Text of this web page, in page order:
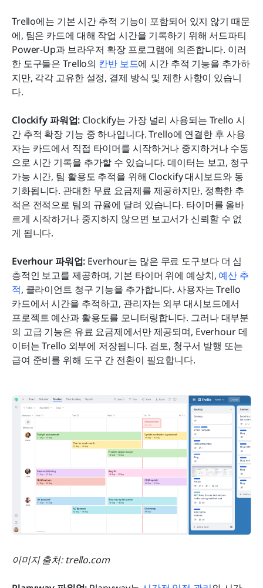
Trello에는 기본 시간 추적 기능이 포함되어 있지 않기 때문
에, 팀은 카드에 대해 작업 시간을 기록하기 위해 서드파티
Power-Up과 브라우저 확장 프로그램에 의존합니다. 이러
한 도구들은 Trello의 칸반 보드에 시간 추적 기능을 추가하
지만, 각각 고유한 설정, 결제 방식 및 제한 사항이 있습니
다.
Clockify 파워업: Clockify는 가장 널리 사용되는 Trello 시
간 추적 확장 기능 중 하나입니다. Trello에 연결한 후 사용
자는 카드에서 직접 타이머를 시작하거나 중지하거나 수동
으로 시간 기록을 추가할 수 있습니다. 데이터는 보고, 청구
가능 시간, 팀 활용도 추적을 위해 Clockify 대시보드와 동
기화됩니다. 관대한 무료 요금제를 제공하지만, 정확한 추
적은 전적으로 팀의 규율에 달려 있습니다. 타이머를 올바
르게 시작하거나 중지하지 않으면 보고서가 신뢰할 수 없
게 됩니다.
Everhour 파워업: Everhour는 많은 무료 도구보다 더 심
층적인 보고를 제공하며, 기본 타이머 위에 예상치, 예산 추
적, 클라이언트 청구 기능을 추가합니다. 사용자는 Trello
카드에서 시간을 추적하고, 관리자는 외부 대시보드에서
프로젝트 예산과 활용도를 모니터링합니다. 그러나 대부분
의 고급 기능은 유료 요금제에서만 제공되며, Everhour 데
이터는 Trello 외부에 저장됩니다. 검토, 청구서 발행 또는
급여 준비를 위해 도구 간 전환이 필요합니다.
이미지 출처: trello.com